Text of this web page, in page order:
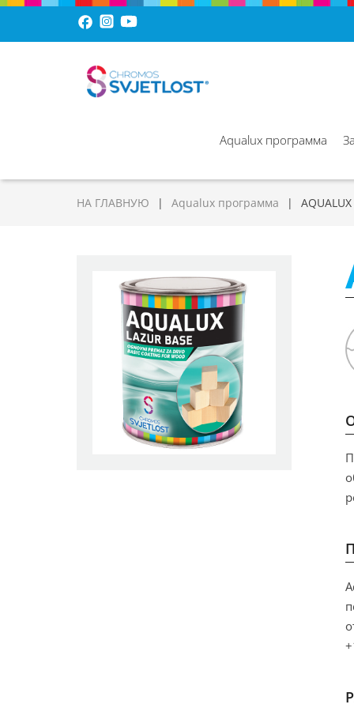
Aqualux программа
НА ГЛАВНУЮ Aqualux программа